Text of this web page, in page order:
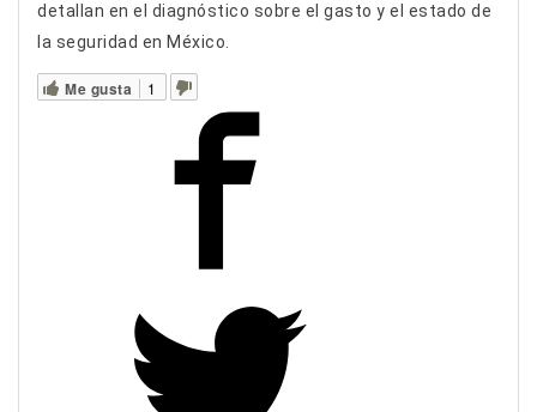
detallan en el diagnóstico sobre el gasto y el estado de
la seguridad en México.
Me gusta 1